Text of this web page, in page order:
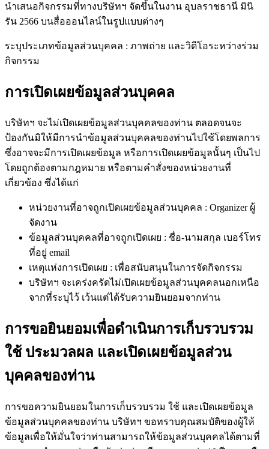
นำเสนอกิจกรรมที่ทางบริษัทฯ จัดขึ้นในงาน อุบลราชธานี มินิ
รัน 2566 บนสื่อออนไลน์ในรูปแบบต่างๆ
ระบุประเภทข้อมูลส่วนบุคคล : ภาพถ่าย และวิดีโอระหว่างร่วม
กิจกรรม
การเปิดเผยข้อมูลส่วนบุคคล
บริษัทฯ จะไม่เปิดเผยข้อมูลส่วนบุคคลของท่าน ตลอดจนจะ
ป้องกันมิให้มีการนำข้อมูลส่วนบุคคลของท่านไปใช้โดยพลการ
ซึ่งอาจจะมีการเปิดเผยข้อมูล หรือการเปิดเผยข้อมูลนั้นๆ เป็นไป
โดยถูกต้องตามกฎหมาย หรือตามคำสั่งของหน่วยงานที่
เกี่ยวข้อง ซึ่งได้แก่
หน่วยงานที่อาจถูกเปิดเผยข้อมูลส่วนบุคคล : Organizer ผู้
จัดงาน
ข้อมูลส่วนบุคคลที่อาจถูกเปิดเผย : ชื่อ-นามสกุล เบอร์โทร
ที่อยู่ email
เหตุแห่งการเปิดเผย : เพื่อสนับสนุนในการจัดกิจกรรม
บริษัทฯ จะเคร่งครัดไม่เปิดเผยข้อมูลส่วนบุคคลนอกเหนือ
จากที่ระบุไว้ เว้นแต่ได้รับความยินยอมจากท่าน
การขอยินยอมเพื่อดำเนินการเก็บรวบรวม
ใช้ ประมวลผล และเปิดเผยข้อมูลส่วน
บุคคลของท่าน
การขอความยินยอมในการเก็บรวบรวม ใช้ และเปิดเผยข้อมูล
ข้อมูลส่วนบุคคลของท่าน บริษัทฯ ขอทราบคุณสมบัติของผู้ให้
ข้อมูลเพื่อให้มั่นใจว่าท่านสามารถให้ข้อมูลส่วนบุคคลได้ตามที่